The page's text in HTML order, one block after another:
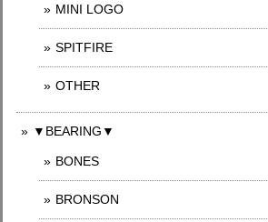
MINI LOGO
SPITFIRE
OTHER
▼BEARING▼
BONES
BRONSON